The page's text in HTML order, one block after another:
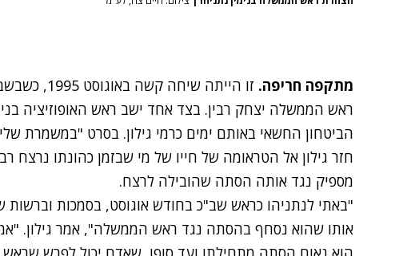
מתקפה חריפה.
זו הייתה
ראש הממשלה יצחק רבין. בצד אחד ישב ראש האופוזיציה
הביטחון החשאי באותם ימים כרמי גילון. בסרט "במשמרת
חזר גילון אל הטראומה של חייו של מי שבזמן כהונתו נרצח
מספיק נגד אותה הסתה שהובילה לרצח.
"באתי לנתניהו כראש שב"כ בחודש אוגוסט, בסמכות
אותו שהוא נסחף בהסתה נגד ראש הממשלה", אמר גילון.